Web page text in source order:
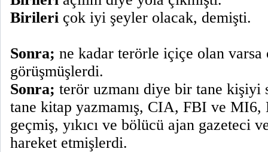
Birileri çok iyi şeyler olacak, demişti.
Sonra; ne kadar terörle içiçe olan varsa
görüşmüşlerdi.
Sonra; terör uzmanı diye bir tane kişiyi
tane kitap yazmamış, CIA, FBI ve MI6,
geçmiş, yıkıcı ve bölücü ajan gazeteci
hareket etmişlerdi.